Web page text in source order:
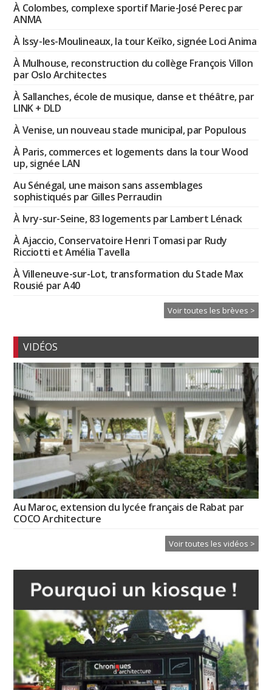
À Colombes, complexe sportif Marie-José Perec par
ANMA
À Issy-les-Moulineaux, la tour Keïko, signée Loci Anima
À Mulhouse, reconstruction du collège François Villon
par Oslo Architectes
À Sallanches, école de musique, danse et théâtre, par
LINK + DLD
À Venise, un nouveau stade municipal, par Populous
À Paris, commerces et logements dans la tour Wood
up, signée LAN
Au Sénégal, une maison sans assemblages
sophistiqués par Gilles Perraudin
À Ivry-sur-Seine, 83 logements par Lambert Lénack
À Ajaccio, Conservatoire Henri Tomasi par Rudy
Ricciotti et Amélia Tavella
À Villeneuve-sur-Lot, transformation du Stade Max
Rousié par A40
Voir toutes les brèves >
VIDÉOS
Au Maroc, extension du lycée français de Rabat par
COCO Architecture
Voir toutes les vidéos >